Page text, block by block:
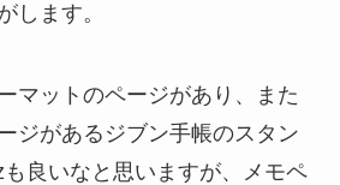
します。
マットのページがあり、また
ジがあるジブン手帳のスタン
良いなと思いますが、メモペ